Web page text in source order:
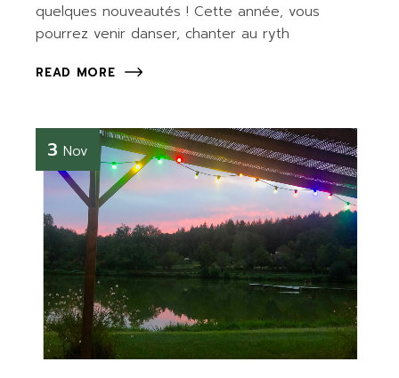
quelques nouveautés ! Cette année, vous
pourrez venir danser, chanter au ryth
READ MORE
3 Nov